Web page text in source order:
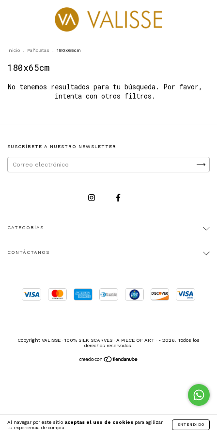
Al navegar por este sitio aceptas el uso de cookies para agilizar
tu experiencia de compra.
ENTENDIDO
Inicio Pañoletas 180x65cm
180x65cm
No tenemos resultados para tu búsqueda. Por favor,
intenta con otros filtros.
SUSCRÍBETE A NUESTRO NEWSLETTER
CATEGORÍAS
CONTÁCTANOS
Copyright VALISSE · 100% SILK SCARVES · A PIECE OF ART · - 2026. Todos los
derechos reservados.